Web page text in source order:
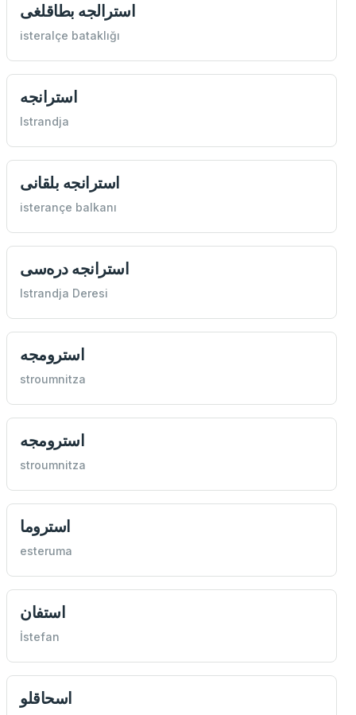
استرالجه بطاقلغی
isteralçe bataklığı
استرانجه
Istrandja
استرانجه بلقانی
isterançe balkanı
استرانجه دره‌سی
Istrandja Deresi
استرومجه
stroumnitza
استرومجه
stroumnitza
استروما
esteruma
استفان
İstefan
اسحاقلو